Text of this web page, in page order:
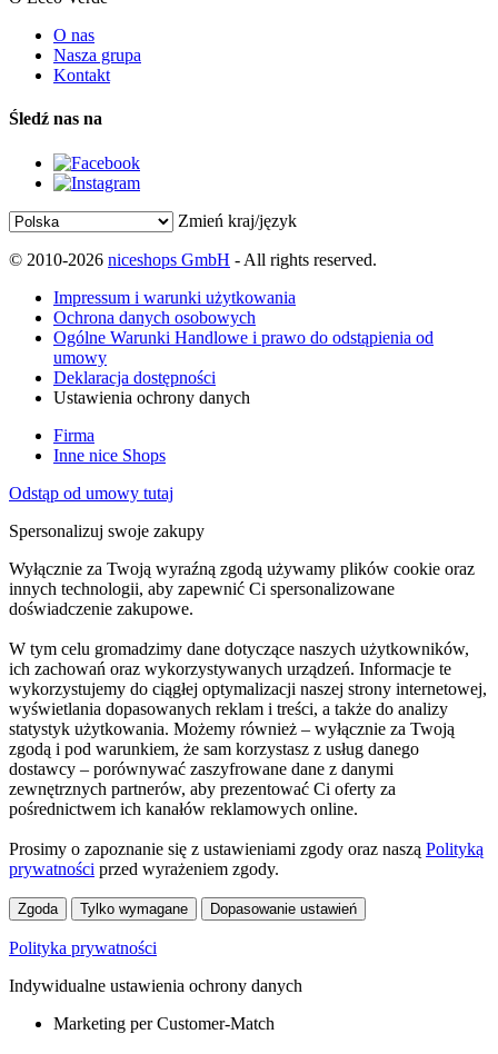
O nas
Nasza grupa
Kontakt
Śledź nas na
Zmień kraj/język
© 2010-2026 niceshops GmbH - All rights reserved.
Impressum i warunki użytkowania
Ochrona danych osobowych
Ogólne Warunki Handlowe i prawo do odstąpienia od
umowy
Deklaracja dostępności
Ustawienia ochrony danych
Firma
Inne nice Shops
Odstąp od umowy tutaj
Spersonalizuj swoje zakupy
Wyłącznie za Twoją wyraźną zgodą używamy plików cookie oraz
innych technologii, aby zapewnić Ci spersonalizowane
doświadczenie zakupowe.
W tym celu gromadzimy dane dotyczące naszych użytkowników,
ich zachowań oraz wykorzystywanych urządzeń. Informacje te
wykorzystujemy do ciągłej optymalizacji naszej strony internetowej,
wyświetlania dopasowanych reklam i treści, a także do analizy
statystyk użytkowania. Możemy również – wyłącznie za Twoją
zgodą i pod warunkiem, że sam korzystasz z usług danego
dostawcy – porównywać zaszyfrowane dane z danymi
zewnętrznych partnerów, aby prezentować Ci oferty za
pośrednictwem ich kanałów reklamowych online.
Prosimy o zapoznanie się z ustawieniami zgody oraz naszą Polityką
prywatności przed wyrażeniem zgody.
Zgoda Tylko wymagane Dopasowanie ustawień
Polityka prywatności
Indywidualne ustawienia ochrony danych
Marketing per Customer-Match